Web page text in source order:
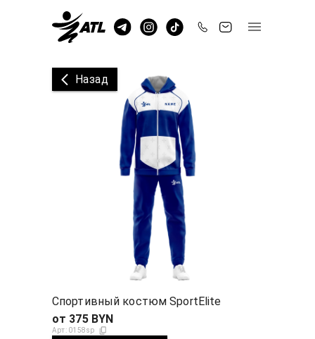
Назад
Спортивный костюм SportElite
от 375BYN
Арт: 0158sp